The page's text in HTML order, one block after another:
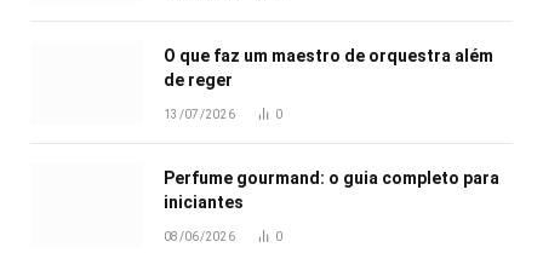
O que faz um maestro de orquestra além
de reger
13/07/2026 0
Perfume gourmand: o guia completo para
iniciantes
08/06/2026 0